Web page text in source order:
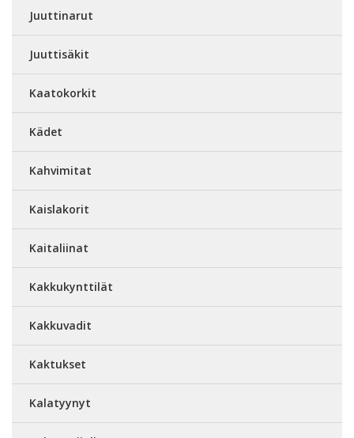
Juuttinarut
Juuttisäkit
Kaatokorkit
Kädet
Kahvimitat
Kaislakorit
Kaitaliinat
Kakkukynttilät
Kakkuvadit
Kaktukset
Kalatyynyt